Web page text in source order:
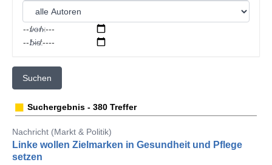
von:
bis:
Suchen
Suchergebnis - 380 Treffer
Nachricht (Markt & Politik)
Linke wollen Zielmarken in Gesundheit und Pflege
setzen